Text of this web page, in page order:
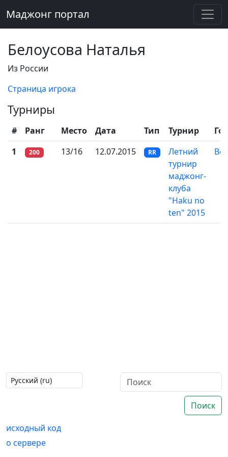
Маджонг портал
Белоусова Наталья
Из России
Страница игрока
Турниры
# Ранг Место Дата Тип Турнир
1
200 13/16 12.07.2015 RR
Летний
турнир
маджонг-
клуба
"Haku no
ten" 2015
Поиск
исходный код
о сервере